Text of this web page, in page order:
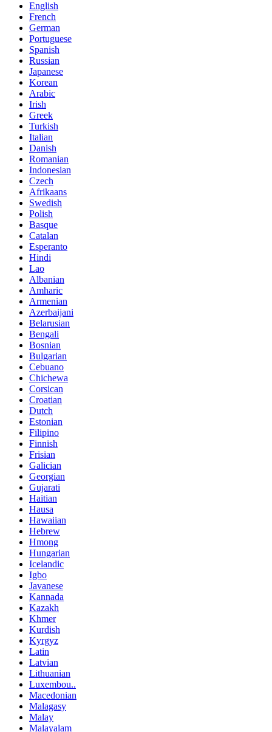
English
French
German
Portuguese
Spanish
Russian
Japanese
Korean
Arabic
Irish
Greek
Turkish
Italian
Danish
Romanian
Indonesian
Czech
Afrikaans
Swedish
Polish
Basque
Catalan
Esperanto
Hindi
Lao
Albanian
Amharic
Armenian
Azerbaijani
Belarusian
Bengali
Bosnian
Bulgarian
Cebuano
Chichewa
Corsican
Croatian
Dutch
Estonian
Filipino
Finnish
Frisian
Galician
Georgian
Gujarati
Haitian
Hausa
Hawaiian
Hebrew
Hmong
Hungarian
Icelandic
Igbo
Javanese
Kannada
Kazakh
Khmer
Kurdish
Kyrgyz
Latin
Latvian
Lithuanian
Luxembou..
Macedonian
Malagasy
Malay
Malayalam